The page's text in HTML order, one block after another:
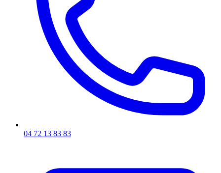
04 72 13 83 83